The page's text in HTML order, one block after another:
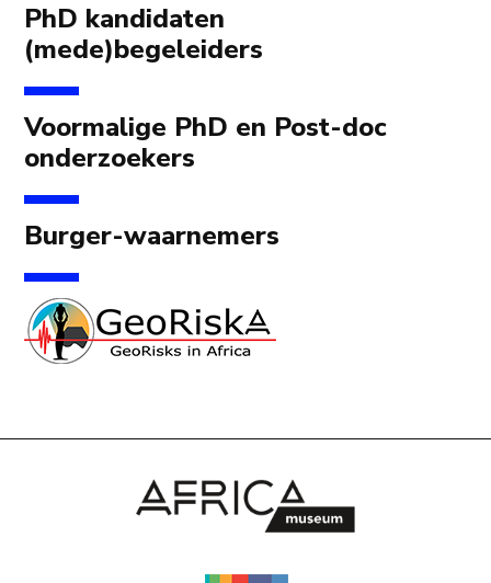
PhD kandidaten
(mede)begeleiders
Voormalige PhD en Post-doc
onderzoekers
Burger-waarnemers